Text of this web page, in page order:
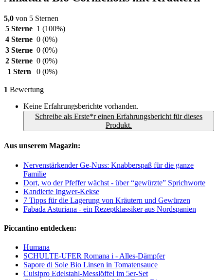
5,0 von 5 Sternen
5 Sterne 1 (100%)
4 Sterne 0 (0%)
3 Sterne 0 (0%)
2 Sterne 0 (0%)
1 Stern
0 (0%)
1 Bewertung
Keine Erfahrungsberichte vorhanden.
Schreibe als Erste*r einen Erfahrungsbericht für dieses
Produkt.
Aus unserem Magazin:
Nervenstärkender Ge-Nuss: Knabberspaß für die ganze
Familie
Dort, wo der Pfeffer wächst - über “gewürzte” Sprichworte
Kandierte Ingwer-Kekse
7 Tipps für die Lagerung von Kräutern und Gewürzen
Fabada Asturiana - ein Rezeptklassiker aus Nordspanien
Piccantino entdecken:
Humana
SCHULTE-UFER Romana i - Alles-Dämpfer
Sapore di Sole Bio Linsen in Tomatensauce
Cuisipro Edelstahl-Messlöffel im 5er-Set